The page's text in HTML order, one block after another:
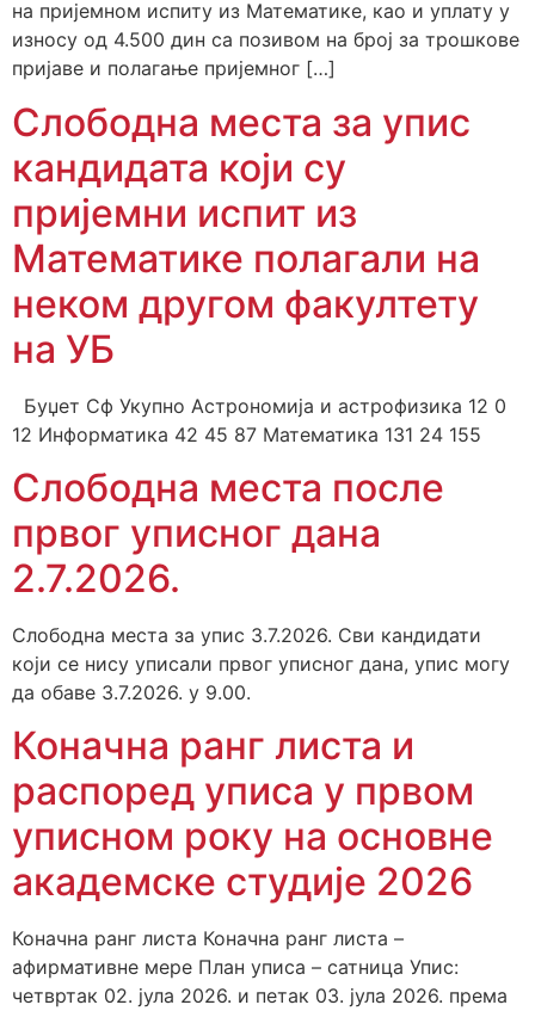
на пријемном испиту из Математике, као и уплату у
износу од 4.500 дин са позивом на број за трошкове
пријаве и полагање пријемног […]
Слободна места за упис
кандидата који су
пријемни испит из
Математике полагали на
неком другом факултету
на УБ
Буџет Сф Укупно Астрономија и астрофизика 12 0
12 Информатика 42 45 87 Математика 131 24 155
Слободна места после
првог уписног дана
2.7.2026.
Слободна места за упис 3.7.2026. Сви кандидати
који се нису уписали првог уписног дана, упис могу
да обаве 3.7.2026. у 9.00.
Коначна ранг листа и
распоред уписа у првом
уписном року на основне
академске студије 2026
Коначна ранг листа Коначна ранг листа –
афирмативне мере План уписa – сатница Упис:
четвртак 02. јула 2026. и петак 03. јула 2026. према